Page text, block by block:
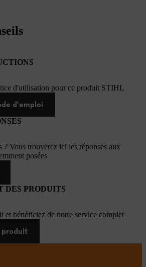
d'utilisation pour ce produit STIHL
d'emploi
? Vous trouverez ici les réponses aux
posées
DES PRODUITS
et bénéficiez de notre service complet
produit